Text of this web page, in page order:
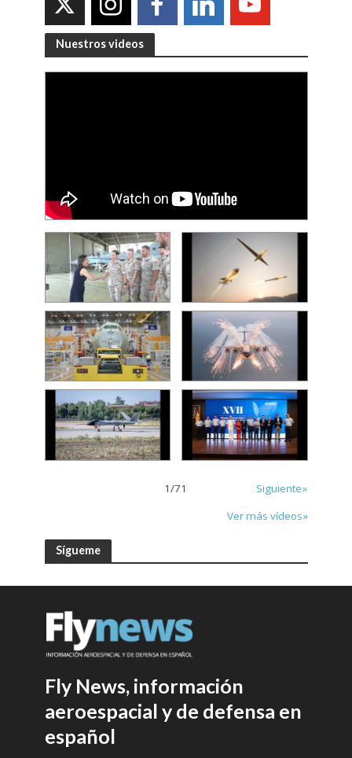
Nuestros videos
1/71
Siguiente»
Ver más vídeos»
Sígueme
Fly News, información
aeroespacial y de defensa en
español